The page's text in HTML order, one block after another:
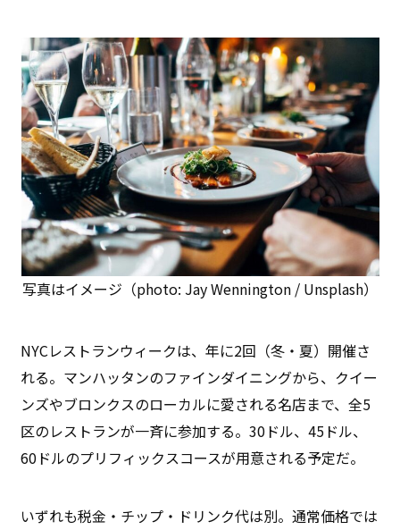
写真はイメージ（photo: Jay Wennington / Unsplash）
NYCレストランウィークは、年に2回（冬・夏）開催さ
れる。マンハッタンのファインダイニングから、クイー
ンズやブロンクスのローカルに愛される名店まで、全5
区のレストランが一斉に参加する。30ドル、45ドル、
60ドルのプリフィックスコースが用意される予定だ。
いずれも税金・チップ・ドリンク代は別。通常価格では